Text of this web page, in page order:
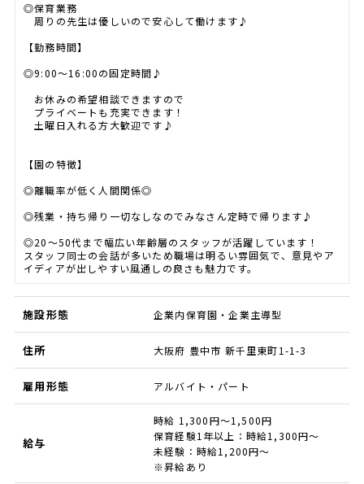
◎保育業務
周りの先生は優しいので安心して働けます♪
【勤務時間】
◎9:00～16:00の固定時間♪
お休みの希望相談できますので
プライベートも充実できます！
土曜日入れる方大歓迎です♪
【園の特徴】
◎離職率が低く人間関係◎
◎残業・持ち帰り一切なしなのでみなさん定時で帰ります♪
◎20～50代まで幅広い年齢層のスタッフが活躍しています！
スタッフ同士の会話が多いため職場は明るい雰囲気で、意見やア
イディアが出しやすい風通しの良さも魅力です。
施設形態 企業内保育園・企業主導型
住所 大阪府 豊中市 新千里東町1-1-3
雇用形態 アルバイト・パート
給与
時給 1,300円～1,500円
保育経験1年以上：時給1,300円～
未経験：時給1,200円～
※昇給あり